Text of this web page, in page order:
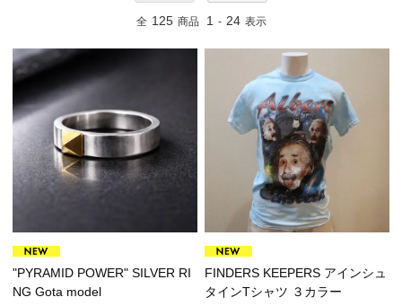
全 125 商品 1 - 24 表示
"PYRAMID POWER" SILVER RI
NG Gota model
FINDERS KEEPERS アインシュ
タインTシャツ ３カラー